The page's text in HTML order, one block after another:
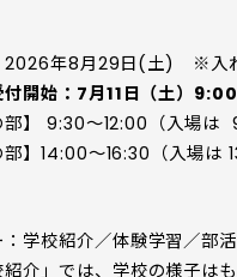
2026年8月29日(土)
※入
開始：7月11日（土）9:00
部】 9:30～12:00（入場
部】14:00～16:30（入場は
：学校紹介／体験学習／部
介」では、学校の様子は